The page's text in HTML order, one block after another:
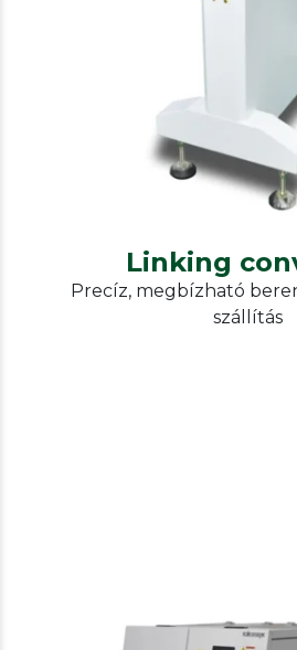
Our other
Linking
Linking
Precíz, megbízható
szállítás